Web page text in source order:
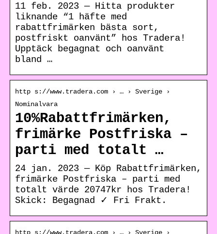
11 feb. 2023 — Hitta produkter
liknande “1 häfte med
rabattfrimärken bästa sort,
postfriskt oanvänt” hos Tradera!
Upptäck begagnat och oanvänt
bland …
http s://www.tradera.com › … › Sverige ›
Nominalvara
10%Rabattfrimärken,
frimärke Postfriska –
parti med totalt …
24 jan. 2023 — Köp Rabattfrimärken,
frimärke Postfriska – parti med
totalt värde 20747kr hos Tradera!
Skick: Begagnad ✓ Fri Frakt.